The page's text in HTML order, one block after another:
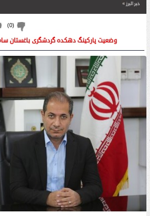
خبر البرز»
(
0
)
وضعیت پارکینگ دهکده گردشگری باغستان